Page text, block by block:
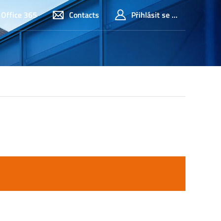
Office 365 Contacts Přihlásit se ...